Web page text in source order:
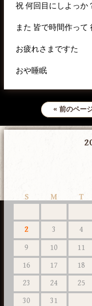
祝 何回目にしよっか
また 皆で時間作って
お疲れさまですた
おや睡眠
« 前のペー
S M T
2
3 4
9
10 11
16
17 18
23
24 25
30
31